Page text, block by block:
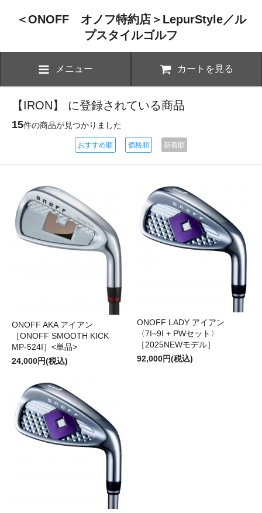
＜ONOFF オノフ特約店＞LepurStyle／ル
プスタイルゴルフ
メニュー カートを見る
【IRON】 に登録されている商品
15件の商品が見つかりました
おすすめ順 価格順 新着順
ONOFF AKA アイアン
［ONOFF SMOOTH KICK
MP-524I］<単品>
24,000円(税込)
ONOFF LADY アイアン
〈7I~9I + PWセット〉
［2025NEWモデル］
92,000円(税込)